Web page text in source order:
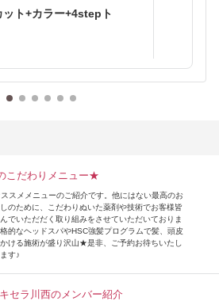
ット+カラー+4stepト
こだわりメニュー★
スメメニューのご紹介です。他にはない最高のお
のために、こだわりぬいた薬剤や技術でお客様皆
でいただだく取り組みをさせていただいておりま
的なヘッドスパやHSC強髪プログラムで髪、頭皮
ける施術が盛り沢山★是非、ご予約お待ちいたし
す♪
セラ川西のメンバー紹介